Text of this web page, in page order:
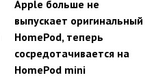
Apple больше не
выпускает оригинальный
HomePod, теперь
сосредотачивается на
HomePod mini